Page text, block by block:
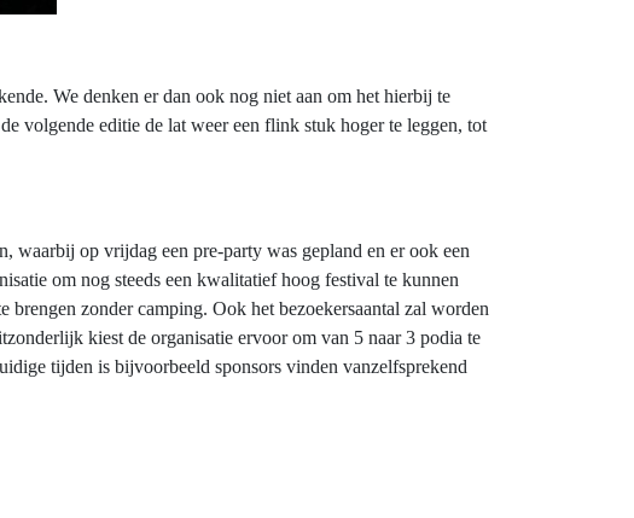
We denken er dan ook nog niet aan om het hierbij te
volgende editie de lat weer een flink stuk hoger te leggen, tot
waarbij op vrijdag een pre-party was gepland en er ook een
om nog steeds een kwalitatief hoog festival te kunnen
brengen zonder camping. Ook het bezoekersaantal zal worden
kiest de organisatie ervoor om van 5 naar 3 podia te
tijden is bijvoorbeeld sponsors vinden vanzelfsprekend